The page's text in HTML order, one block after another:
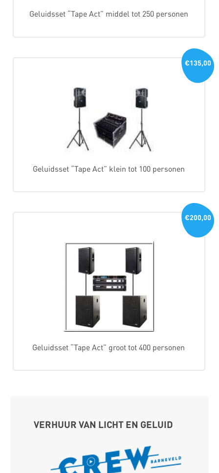
Geluidsset “Tape Act” middel tot 250 personen
Geluidsset “Tape Act” klein tot 100 personen
€135,00
Geluidsset “Tape Act” groot tot 400 personen
€200,00
VERHUUR VAN LICHT EN GELUID